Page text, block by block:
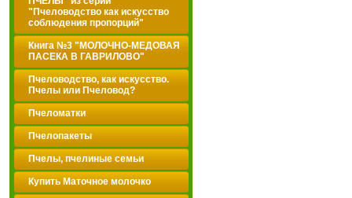
"Пчеловодство как искусство
соблюдения пропорций"
Книга №3 "МОЛОЧНО-МЕДОВАЯ
ПАСЕКА В ГАВРИЛОВО"
Пчеловодство, как искусство.
Пчелы или Пчеловод?
Пчеломатки
Пчелопакеты
Пчелы, пчелиные семьи
Купить Маточное молочко